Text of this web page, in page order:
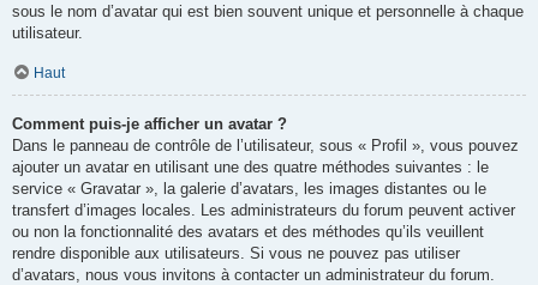
sous le nom d’avatar qui est bien souvent unique et personnelle à chaque
utilisateur.
Haut
Comment puis-je afficher un avatar ?
Dans le panneau de contrôle de l’utilisateur, sous « Profil », vous pouvez
ajouter un avatar en utilisant une des quatre méthodes suivantes : le
service « Gravatar », la galerie d’avatars, les images distantes ou le
transfert d’images locales. Les administrateurs du forum peuvent activer
ou non la fonctionnalité des avatars et des méthodes qu’ils veuillent
rendre disponible aux utilisateurs. Si vous ne pouvez pas utiliser
d’avatars, nous vous invitons à contacter un administrateur du forum.